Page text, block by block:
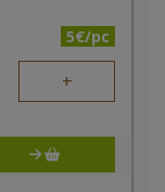
5€/pc
+